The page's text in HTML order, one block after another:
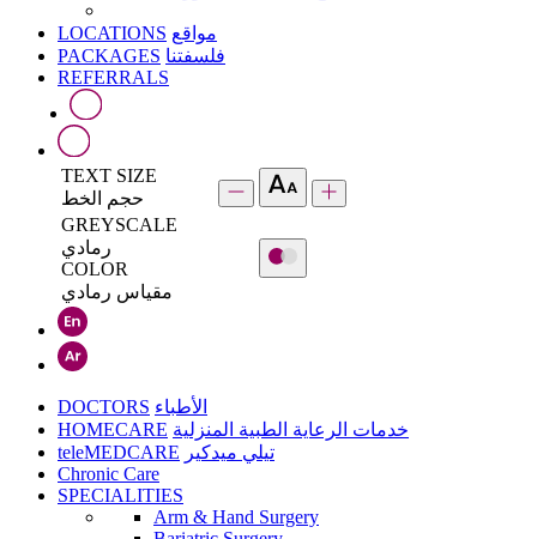
LOCATIONS مواقع
PACKAGES فلسفتنا
REFERRALS
TEXT SIZE
حجم الخط
GREYSCALE
رمادي
COLOR
مقياس رمادي
DOCTORS الأطباء
HOMECARE خدمات الرعاية الطبية المنزلية
teleMEDCARE تيلي ميدكير
Chronic Care
SPECIALITIES
Arm & Hand Surgery